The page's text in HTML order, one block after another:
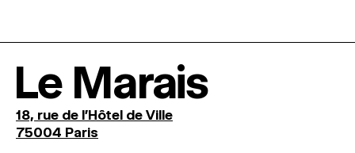
Le Marais
18, rue de l'Hôtel de Ville
75004 Paris